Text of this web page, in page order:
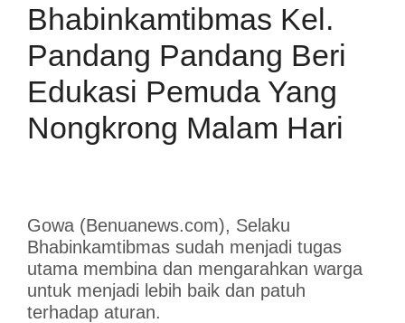
Bhabinkamtibmas Kel.
Pandang Pandang Beri
Edukasi Pemuda Yang
Nongkrong Malam Hari
Gowa (Benuanews.com), Selaku
Bhabinkamtibmas sudah menjadi tugas
utama membina dan mengarahkan warga
untuk menjadi lebih baik dan patuh
terhadap aturan.